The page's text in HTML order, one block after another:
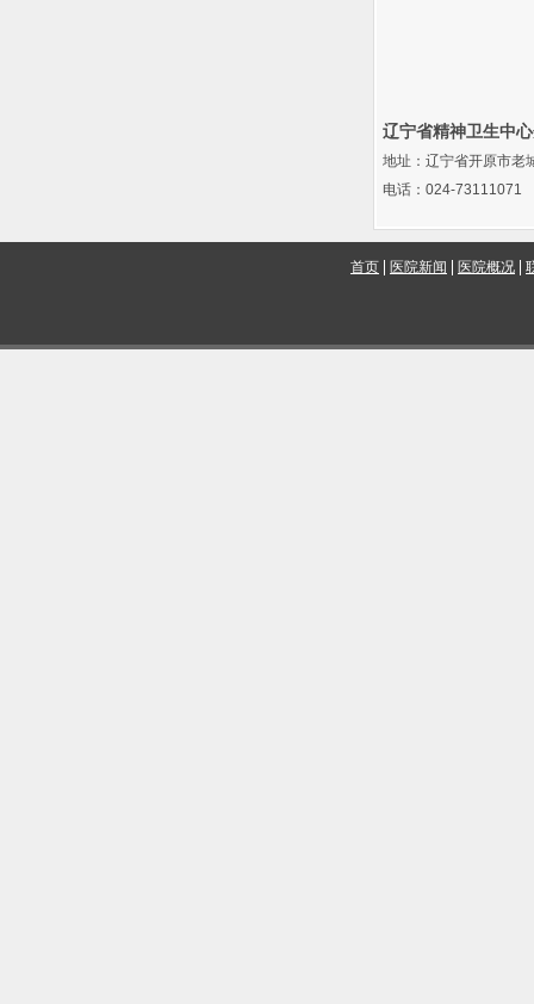
辽宁省精神卫生中
地址：辽宁省开原市老
电话：024-73111071
首页 医院新闻 医院概况